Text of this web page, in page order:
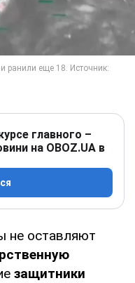
главного –
на OBOZ.UA в
не оставляют
защитники